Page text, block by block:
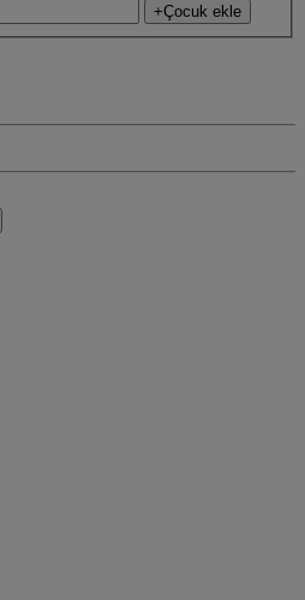
+Çocuk ekle